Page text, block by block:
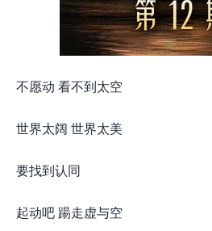
不愿动 看不到太空
世界太阔 世界太美
要找到认同
起动吧 踼走虚与空